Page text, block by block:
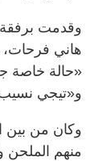
وقدمت برفقة
هاني فرحات،
«حالة خاصة
و«تيجي
وكان من بين
منهم الملحن